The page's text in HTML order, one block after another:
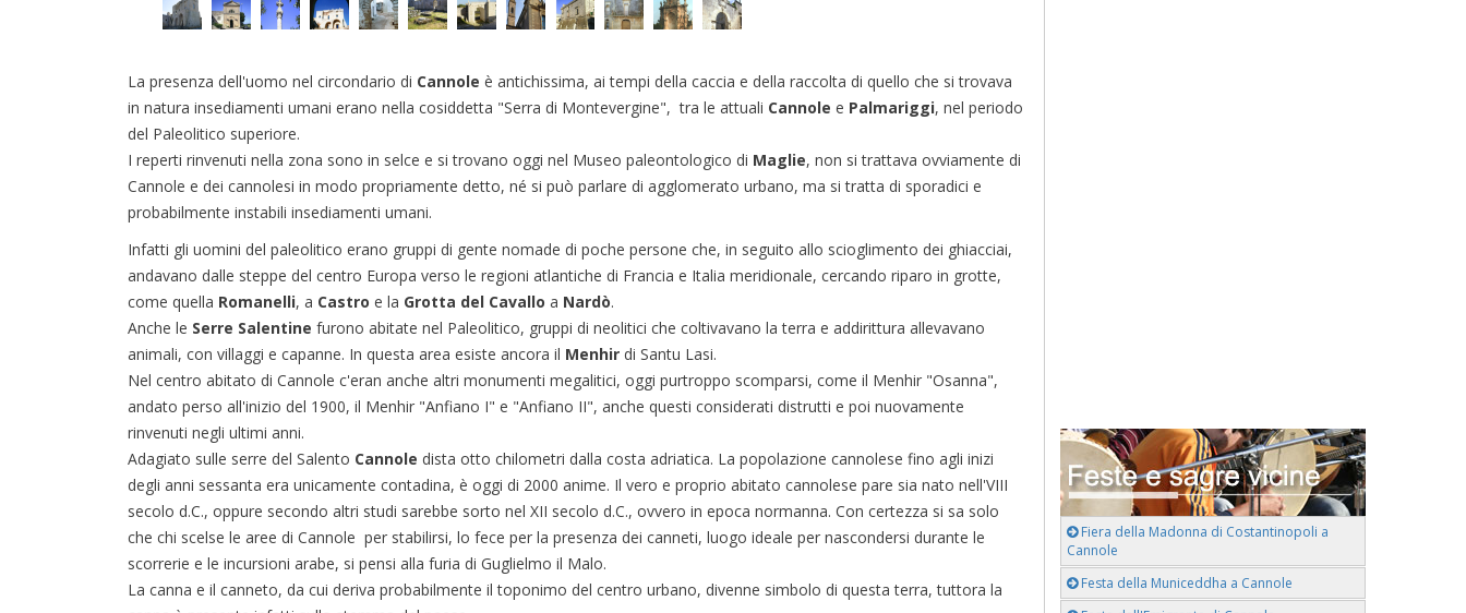
La presenza dell'uomo nel circondario di Cannole è antichissima, ai tempi della caccia e della raccolta di quello che si trovava
in natura insediamenti umani erano nella cosiddetta "Serra di Montevergine", tra le attuali Cannole e Palmariggi, nel periodo
del Paleolitico superiore.
I reperti rinvenuti nella zona sono in selce e si trovano oggi nel Museo paleontologico di Maglie, non si trattava ovviamente di
Cannole e dei cannolesi in modo propriamente detto, né si può parlare di agglomerato urbano, ma si tratta di sporadici e
probabilmente instabili insediamenti umani.
Infatti gli uomini del paleolitico erano gruppi di gente nomade di poche persone che, in seguito allo scioglimento dei ghiacciai,
andavano dalle steppe del centro Europa verso le regioni atlantiche di Francia e Italia meridionale, cercando riparo in grotte,
come quella Romanelli, a Castro e la Grotta del Cavallo a Nardò.
Anche le Serre Salentine furono abitate nel Paleolitico, gruppi di neolitici che coltivavano la terra e addirittura allevavano
animali, con villaggi e capanne. In questa area esiste ancora il Menhir di Santu Lasi.
Nel centro abitato di Cannole c'eran anche altri monumenti megalitici, oggi purtroppo scomparsi, come il Menhir "Osanna",
andato perso all'inizio del 1900, il Menhir "Anfiano I" e "Anfiano II", anche questi considerati distrutti e poi nuovamente
rinvenuti negli ultimi anni.
Adagiato sulle serre del Salento Cannole dista otto chilometri dalla costa adriatica. La popolazione cannolese fino agli inizi
degli anni sessanta era unicamente contadina, è oggi di 2000 anime. Il vero e proprio abitato cannolese pare sia nato nell'VIII
secolo d.C., oppure secondo altri studi sarebbe sorto nel XII secolo d.C., ovvero in epoca normanna. Con certezza si sa solo
che chi scelse le aree di Cannole per stabilirsi, lo fece per la presenza dei canneti, luogo ideale per nascondersi durante le
scorrerie e le incursioni arabe, si pensi alla furia di Guglielmo il Malo.
La canna e il canneto, da cui deriva probabilmente il toponimo del centro urbano, divenne simbolo di questa terra, tuttora la
Fiera della Madonna di Costantinopoli a
Cannole
Festa della Municeddha a Cannole